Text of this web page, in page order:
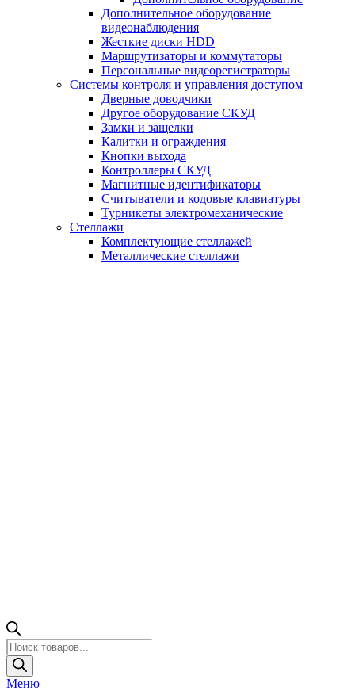
Дополнительное оборудование
видеонаблюдения
Жесткие диски HDD
Маршрутизаторы и коммутаторы
Персональные видеорегистраторы
Системы контроля и управления доступом
Дверные доводчики
Другое оборудование СКУД
Замки и защелки
Калитки и ограждения
Кнопки выхода
Контроллеры СКУД
Магнитные идентификаторы
Считыватели и кодовые клавиатуры
Турникеты электромеханические
Стеллажи
Комплектующие стеллажей
Металлические стеллажи
Поиск
товаров
Меню